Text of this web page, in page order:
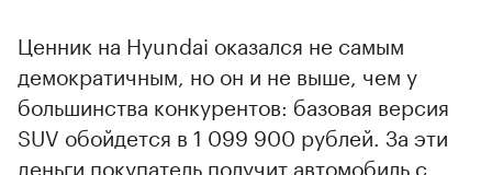
Ценник на Hyundai оказался не самым
демократичным, но он и не выше, чем у
большинства конкурентов: базовая версия
SUV обойдется в 1 099 900 рублей. За эти
деньги покупатель получит автомобиль с